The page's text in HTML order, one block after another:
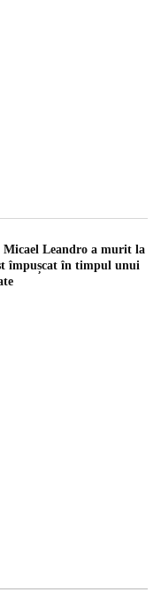
Leandro a murit la
împușcat în timpul unui